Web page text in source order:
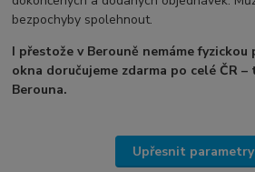
bezpochyby spolehnout.
I přestože v Berouně nemáme
okna doručujeme zdarma po celé ČR –
Berouna.
Upřesnit parametry